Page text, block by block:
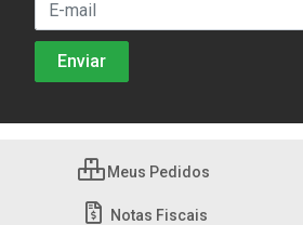
Meus Pedidos
Notas Fiscais